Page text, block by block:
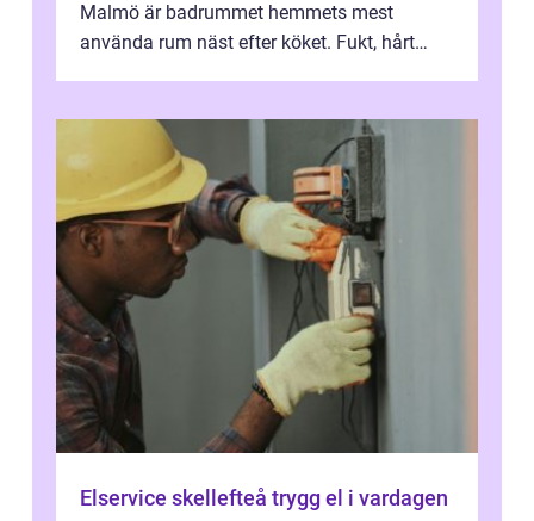
Malmö är badrummet hemmets mest
använda rum näst efter köket. Fukt, hårt
Elservice skellefteå trygg el i vardagen